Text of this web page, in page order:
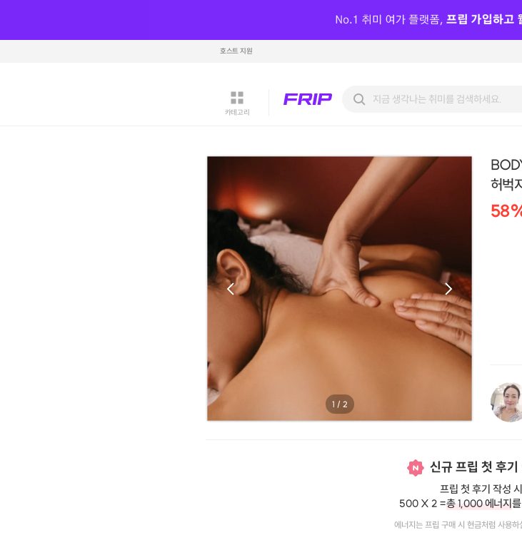
호스트 지원
카테고리
1 / 2
허벅
58
신규 프립 첫 후기
프립 첫 후기 작성 시
500 X 2 =총 1,000 에너지
에너지는 프립 구매 시 현금처럼 사용하